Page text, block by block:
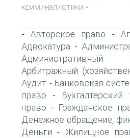
криминалистики -
-Авторское право -
Адвокатура -
Административный
Арбитражный
Аудит - Банковская
право - Бухгалтерский
право - Гражданское
Денежное обращение,
Деньги - Жилищное